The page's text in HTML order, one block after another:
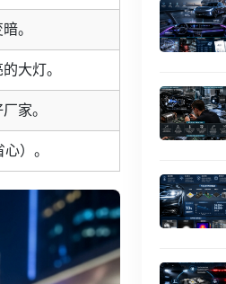
。
大灯。
家。
）。